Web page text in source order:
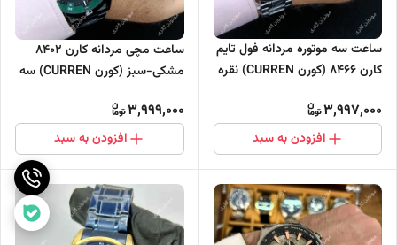
ساعت سه موتوره مردانه فول تایم
کارن 8466 (کورن CURREN) نقره
3,997,000
افزودن به سبد
ساعت مچی مردانه کارن 8402
مشکی-سبز (کورن CURREN) سه
3,999,000
افزودن به سبد